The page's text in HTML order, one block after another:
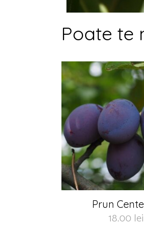
Poate te
Prun
18.00 lei